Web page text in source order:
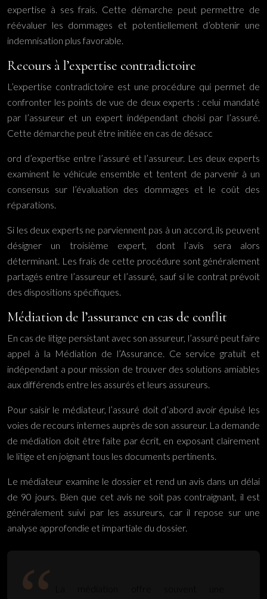
expertise à ses frais. Cette démarche peut permettre de
réévaluer les dommages et potentiellement d’obtenir une
indemnisation plus favorable.
Recours à l’expertise contradictoire
L’expertise contradictoire est une procédure qui permet de
confronter les points de vue de deux experts : celui mandaté
par l’assureur et un expert indépendant choisi par l’assuré.
Cette démarche peut être initiée en cas de désacc
ord d’expertise entre l’assuré et l’assureur. Les deux experts
examinent le véhicule ensemble et tentent de parvenir à un
consensus sur l’évaluation des dommages et le coût des
réparations.
Si les deux experts ne parviennent pas à un accord, ils peuvent
désigner un troisième expert, dont l’avis sera alors
déterminant. Les frais de cette procédure sont généralement
partagés entre l’assureur et l’assuré, sauf si le contrat prévoit
des dispositions spécifiques.
Médiation de l’assurance en cas de conflit
En cas de litige persistant avec son assureur, l’assuré peut faire
appel à la Médiation de l’Assurance. Ce service gratuit et
indépendant a pour mission de trouver des solutions amiables
aux différends entre les assurés et leurs assureurs.
Pour saisir le médiateur, l’assuré doit d’abord avoir épuisé les
voies de recours internes auprès de son assureur. La demande
de médiation doit être faite par écrit, en exposant clairement
le litige et en joignant tous les documents pertinents.
Le médiateur examine le dossier et rend un avis dans un délai
de 90 jours. Bien que cet avis ne soit pas contraignant, il est
généralement suivi par les assureurs, car il repose sur une
analyse approfondie et impartiale du dossier.